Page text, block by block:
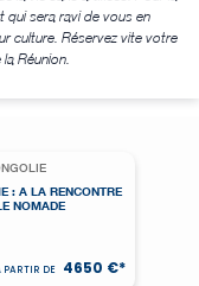
qui sera ravi de vous en
culture. Réservez vite votre
Réunion.
: A LA RENCONTRE
NOMADE
PARTIR DE 4650 €*